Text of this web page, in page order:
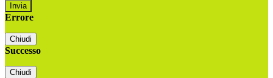
Errore
Chiudi
Successo
Chiudi